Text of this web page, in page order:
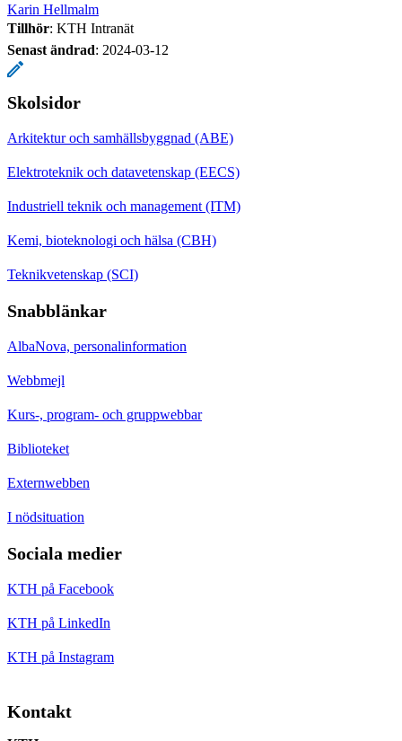
Karin Hellmalm
Tillhör: KTH Intranät
Senast ändrad: 2024-03-12
Skolsidor
Arkitektur och samhällsbyggnad (ABE)
Elektroteknik och datavetenskap (EECS)
Industriell teknik och management (ITM)
Kemi, bioteknologi och hälsa (CBH)
Teknikvetenskap (SCI)
Snabblänkar
AlbaNova, personalinformation
Webbmejl
Kurs-, program- och gruppwebbar
Biblioteket
Externwebben
I nödsituation
Sociala medier
KTH på Facebook
KTH på LinkedIn
KTH på Instagram
Kontakt